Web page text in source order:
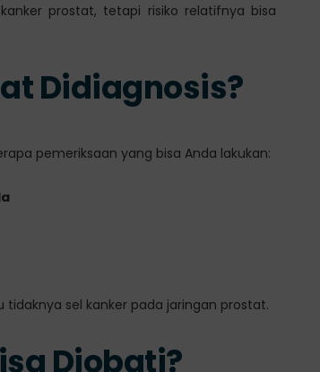
prostat, tetapi risiko relatifnya bisa
Didiagnosis?
pemeriksaan yang bisa Anda lakukan:
sel kanker pada jaringan prostat.
Diobati?